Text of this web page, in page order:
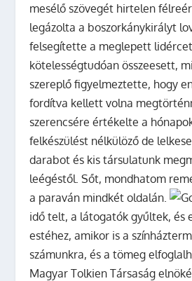
mesélő szövegét hirtelen
legázolta a boszorkánykirályt
felsegítette a meglepett
kötelességtudóan összeesett,
szereplő figyelmeztette, hogy
fordítva kellett volna
szerencsére értékelte a
felkészülést nélkülöző de
darabot és kis társulatunk
leégéstől. Sőt, mondhatom
a paraván mindkét oldalán.
idő telt, a látogatók gyűltek, és
estéhez, amikor is a
számunkra, és a tömeg
Magyar Tolkien Társaság